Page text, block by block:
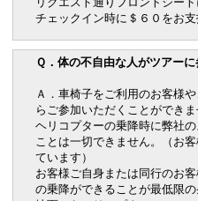
チェックイン時に＄６０をお支
Ｑ．体の不自由な人がツアー
Ａ．車椅子をご利用のお客様
らご参加いただくことができま
ヘリコプターの乗降時に弊社
ことは一切できません。（お
ています）
お客様ご自身または同行のお
の乗降ができることが最低限の